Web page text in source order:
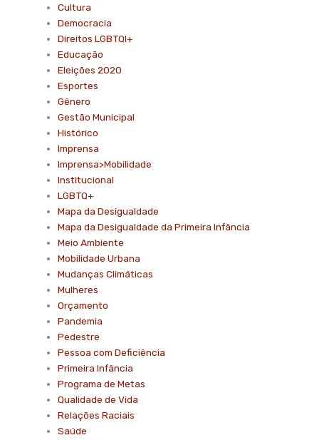
Cultura
Democracia
Direitos LGBTQI+
Educação
Eleições 2020
Esportes
Gênero
Gestão Municipal
Histórico
Imprensa
Imprensa>Mobilidade
Institucional
LGBTQ+
Mapa da Desigualdade
Mapa da Desigualdade da Primeira Infância
Meio Ambiente
Mobilidade Urbana
Mudanças Climáticas
Mulheres
Orçamento
Pandemia
Pedestre
Pessoa com Deficiência
Primeira Infância
Programa de Metas
Qualidade de Vida
Relações Raciais
Saúde